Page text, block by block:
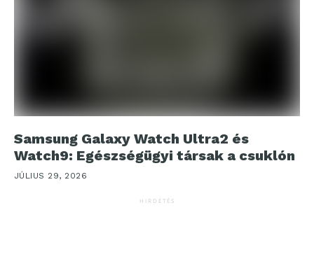
Samsung Galaxy Watch Ultra2 és
Watch9: Egészségügyi társak a csuklón
JÚLIUS 29, 2026
HIRDETÉS